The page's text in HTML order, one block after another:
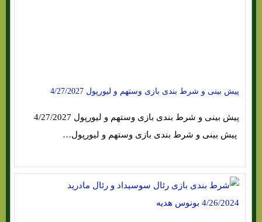
پیش بینی و شرط بندی بازی وستهم و لیورپول 4/27/2027
پیش بینی و شرط بندی بازی وستهم و لیورپول…